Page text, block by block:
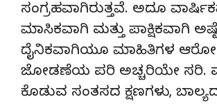
ಸಂಗ್ರಹವಾಗಿರುತ್ತವೆ. ಅದೂ
ಮಾಸಿಕವಾಗಿ ಮತ್ತು ಪಾಕ್ಷಿಕವಾಗಿ
ದೈನಿಕವಾಗಿಯೂ ಮಾಹಿತಿಗಳ
ಜೋಡಣೆಯ ಪರಿ ಅಚ್ಚರಿಯೇ ಸರಿ.
ಕೊಡುವ ಸಂತಸದ ಕ್ಷಣಗಳು ,